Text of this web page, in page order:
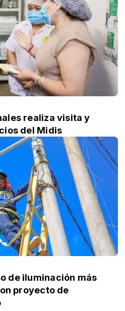
realiza visita y
del Midis
de iluminación más
proyecto de